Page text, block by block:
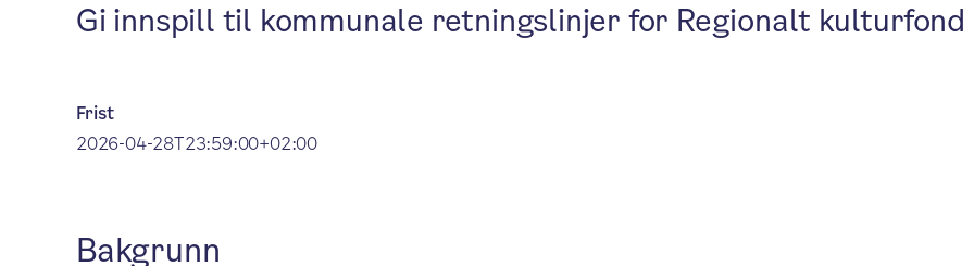
Gi innspill til kommunale retningslinjer for Regionalt kulturfond
Frist
2026-04-28T23:59:00+02:00
Bakgrunn